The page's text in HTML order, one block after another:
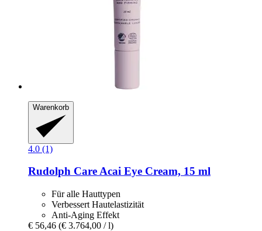
Warenkorb
4.0 (1)
Rudolph CareAcai Eye Cream, 15 ml
Für alle Hauttypen
Verbessert Hautelastizität
Anti-Aging Effekt
€ 56,46 (€ 3.764,00 / l)